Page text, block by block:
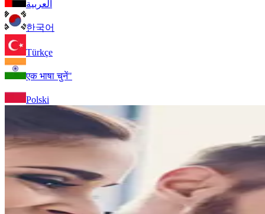
العربية
한국어
Türkçe
एक भाषा चुनें"
Polski